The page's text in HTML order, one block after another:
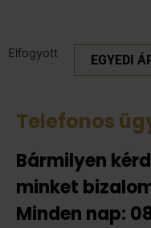
Elfogyott EGYEDI
Telefonos
Bármilyen
minket
Minden nap: